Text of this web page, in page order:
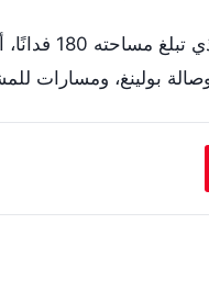
ويضم هذا
بولينغ، ومسارات